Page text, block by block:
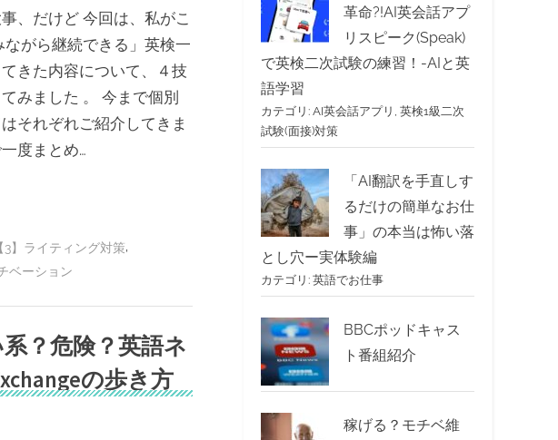
、だけど 今回は、私がこ
ながら継続できる」英検一
きた内容について、４技
みました 。 今まで個別
それぞれご紹介してきま
度まとめ…
【3】ライティング対策
ベーション
？危険？英語ネ
の歩き方
革命?!AI英会話アプ
リスピーク(Speak)
で英検二次試験の練習！-AIと英
語学習
カテゴリ: AI英会話アプリ 英検1級二次
試験(面接)対策
「AI翻訳を手直しす
るだけの簡単なお仕
事」の本当は怖い落
とし穴ー実体験編
カテゴリ: 英語でお仕事
BBCポッドキャス
ト番組紹介
稼げる？モチベ維